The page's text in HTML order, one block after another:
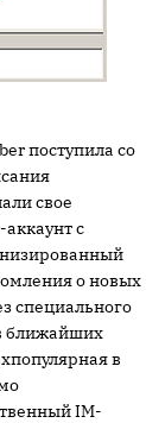
поступила со
свое
с
о новых
специального
ближайших
в
IM-